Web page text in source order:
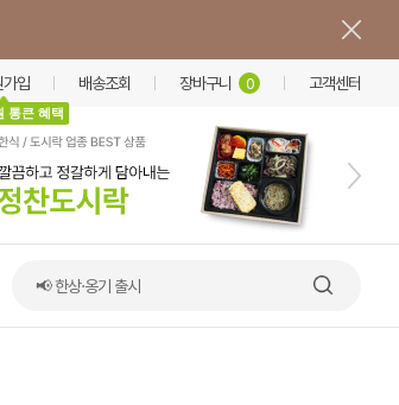
가입
통큰 혜택
배송조회 장바구니 0 고객센터
📢 한상·옹기 출시